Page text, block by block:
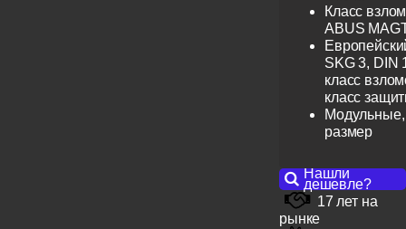
Класс
ABUS
SKG 3, DIN
класс
класс
размер
Нашли
дешевле?
17 лет на
рынке